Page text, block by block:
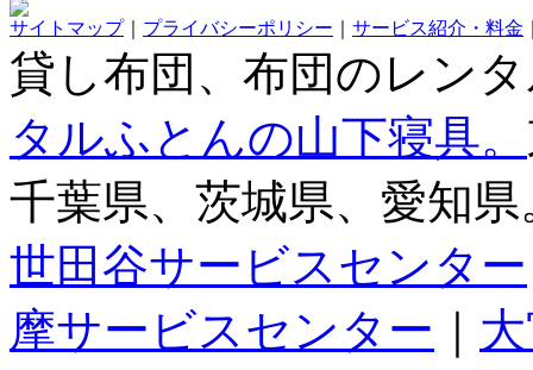
サイトマップ｜ プライバシーポリシー サービス紹介・料金
貸し布団、布団のレン
タルふとんの山下寝具。
千葉県、茨城県、愛知県
世田谷サービスセンター
摩サービスセンター